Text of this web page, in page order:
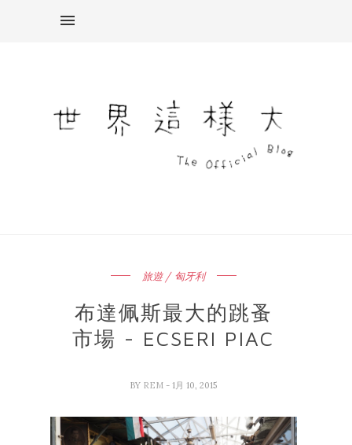
旅遊 / 匈牙利
布達佩斯最大的跳蚤
市場 - ECSERI PIAC
BY REM - 1月 10, 2015